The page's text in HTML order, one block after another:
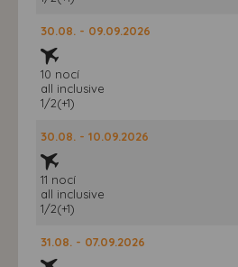
30.08. - 09.09.2026
10 nocí
all inclusive
1/2(+1)
30.08. - 10.09.2026
11 nocí
all inclusive
1/2(+1)
31.08. - 07.09.2026